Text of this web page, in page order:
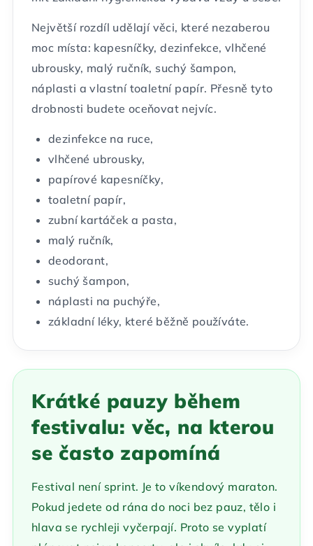
Největší rozdíl udělají věci, které nezaberou
moc místa: kapesníčky, dezinfekce, vlhčené
ubrousky, malý ručník, suchý šampon,
náplasti a vlastní toaletní papír. Přesně tyto
drobnosti budete oceňovat nejvíc.
dezinfekce na ruce,
vlhčené ubrousky,
papírové kapesníčky,
toaletní papír,
zubní kartáček a pasta,
malý ručník,
deodorant,
suchý šampon,
náplasti na puchýře,
základní léky, které běžně používáte.
Krátké pauzy během
festivalu: věc, na kterou
se často zapomíná
Festival není sprint. Je to víkendový maraton.
Pokud jedete od rána do noci bez pauz, tělo i
hlava se rychleji vyčerpají. Proto se vyplatí